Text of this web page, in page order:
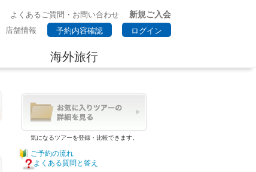
よくあるご質問・お問い合わせ
新規ご入会
店舗情報 予約内容確認 ログイン
海外旅行
気になるツアーを登録・比較できます。
ご予約の流れ
よくある質問と答え